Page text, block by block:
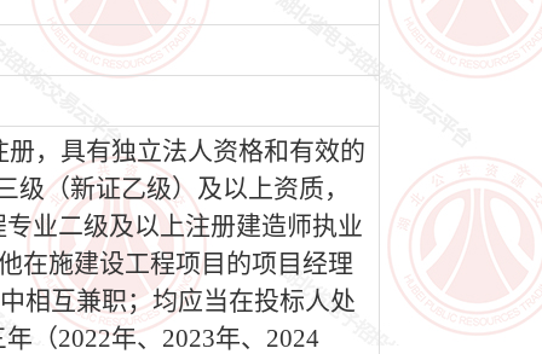
，具有独立法人资格和有效的
（新证乙级）及以上资质，
业二级及以上注册建造师执业
在施建设工程项目的项目经理
相互兼职；均应当在投标人处
（2022年、2023年、2024